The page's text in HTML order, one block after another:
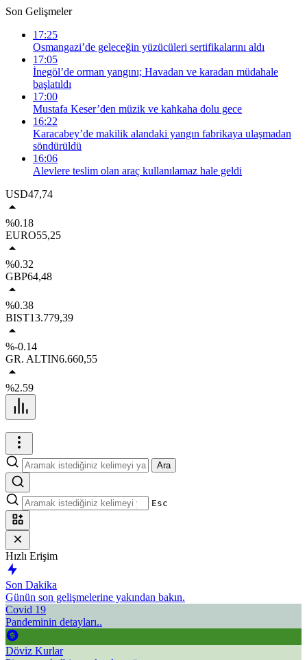
Son Gelişmeler
17:25
Osmangazi’de geleceğin yüzücüleri sertifikalarını aldı
17:05
İnegöl’de orman yangını; Havadan ve karadan müdahale
başlatıldı
17:00
Mustafa Keser’den müzik ve kahkaha dolu gece
16:22
Karacabey’de makilik alandaki yangın fabrikaya ulaşmadan
söndürüldü
16:06
Alevlere teslim olan araç kullanılamaz hale geldi
USD47,74
%0.18
EURO55,25
%0.32
GBP64,48
%0.38
BIST13.779,39
%-0.14
GR. ALTIN6.660,55
%2.59
Ara
Esc
Hızlı Erişim
Son Dakika
Günün son gelişmelerine yakından bakın.
Covid 19
Pandeminin detayları..
Döviz Kurlar